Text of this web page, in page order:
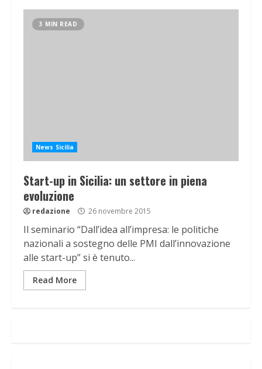
3 MIN READ
News Sicilia
Start-up in Sicilia: un settore in piena
evoluzione
redazione 26 novembre 2015
Il seminario “Dall’idea all’impresa: le politiche
nazionali a sostegno delle PMI dall’innovazione
alle start-up” si è tenuto...
Read More